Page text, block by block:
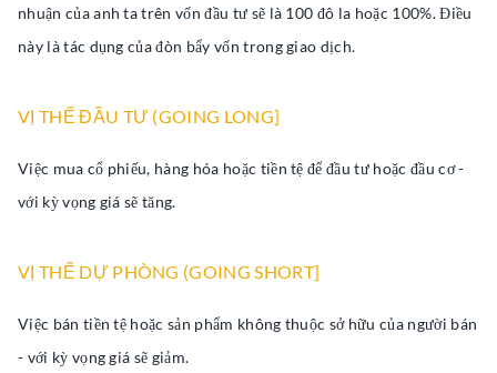
nhuận của anh ta trên vốn đầu tư sẽ là 100 đô la hoặc 100%. Điều
này là tác dụng của đòn bẩy vốn trong giao dịch.
VỊ THẾ ĐẦU TƯ (GOING LONG]
Việc mua cổ phiếu, hàng hóa hoặc tiền tệ để đầu tư hoặc đầu cơ -
với kỳ vọng giá sẽ tăng.
VỊ THẾ DỰ PHÒNG (GOING SHORT]
Việc bán tiền tệ hoặc sản phẩm không thuộc sở hữu của người bán
- với kỳ vọng giá sẽ giảm.